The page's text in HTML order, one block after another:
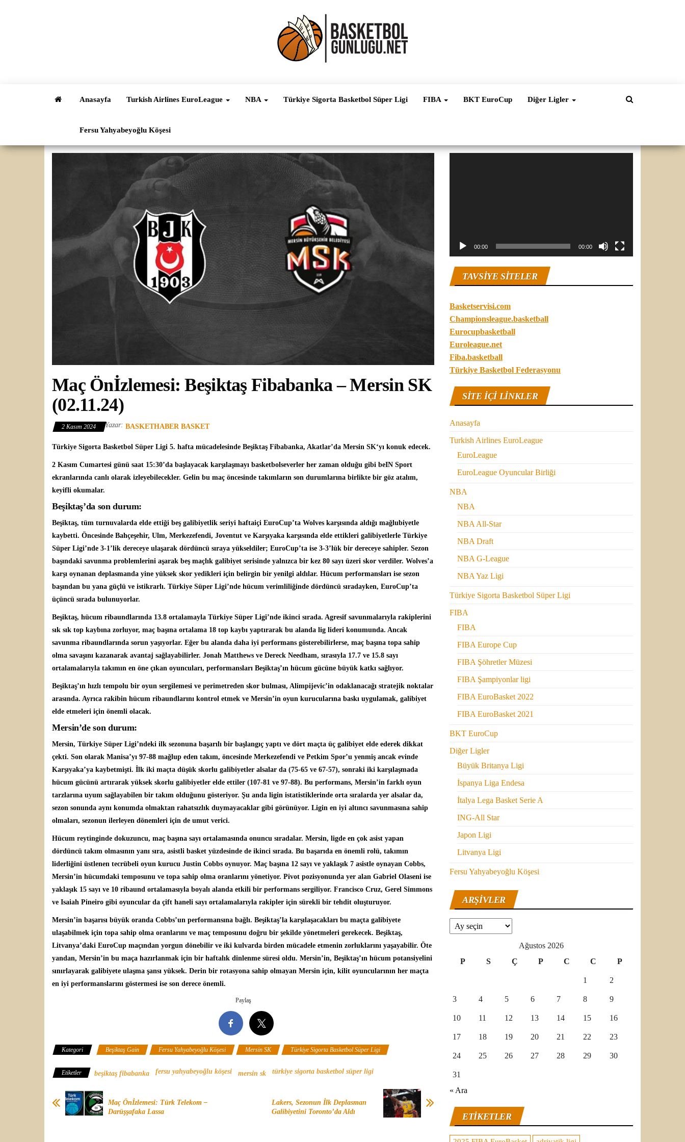
Haber
Süper Lig ve
Dünya
Anasayfa Turkish Airlines EuroLeague NBA Türkiye Sigorta Basketbol Süper Ligi FIBA BKT EuroCup Diğer Ligler
Fersu Yahyabeyoğlu Köşesi
Maç Önİzlemesi: Beşiktaş Fibabanka – Mersin SK
(02.11.24)
2 Kasım 2024 Yazar: BASKETHABER BASKET
Türkiye Sigorta Basketbol Süper Ligi 5. hafta mücadelesinde Beşiktaş Fibabanka, Akatlar’da Mersin SK‘yı konuk edecek.
2 Kasım Cumartesi günü saat 15:30’da başlayacak karşılaşmayı basketbolseverler her zaman olduğu gibi beIN Sport
ekranlarında canlı olarak izleyebilecekler. Gelin bu maç öncesinde takımların son durumlarına birlikte bir göz atalım,
keyifli okumalar.
Beşiktaş’da son durum:
Beşiktaş, tüm turnuvalarda elde ettiği beş galibiyetlik seriyi haftaiçi EuroCup’ta Wolves karşısında aldığı mağlubiyetle
kaybetti. Öncesinde Bahçeşehir, Ulm, Merkezefendi, Joventut ve Karşıyaka karşısında elde ettikleri galibiyetlerle Türkiye
Süper Ligi’nde 3-1’lik dereceye ulaşarak dördüncü sıraya yükseldiler; EuroCup’ta ise 3-3’lük bir dereceye sahipler. Sezon
başındaki savunma problemlerini aşarak beş maçlık galibiyet serisinde yalnızca bir kez 80 sayı üzeri skor verdiler. Wolves’a
karşı oynanan deplasmanda yine yüksek skor yedikleri için belirgin bir yenilgi aldılar. Hücum performansları ise sezon
başından bu yana güçlü ve istikrarlı. Türkiye Süper Ligi’nde hücum verimliliğinde dördüncü sıradayken, EuroCup’ta
üçüncü sırada bulunuyorlar.
Beşiktaş, hücum ribaundlarında 13.8 ortalamayla Türkiye Süper Ligi’nde ikinci sırada. Agresif savunmalarıyla rakiplerini
sık sık top kaybına zorluyor, maç başına ortalama 18 top kaybı yaptırarak bu alanda lig lideri konumunda. Ancak
savunma ribaundlarında sorun yaşıyorlar. Eğer bu alanda daha iyi performans gösterebilirlerse, maç başına topa sahip
olma savaşını kazanarak avantaj sağlayabilirler. Jonah Matthews ve Dereck Needham, sırasıyla 17.7 ve 15.8 sayı
ortalamalarıyla takımın en öne çıkan oyuncuları, performansları Beşiktaş’ın hücum gücüne büyük katkı sağlıyor.
Beşiktaş’ın hızlı tempolu bir oyun sergilemesi ve perimetreden skor bulması, Alimpijevic’in odaklanacağı stratejik noktalar
arasında. Ayrıca rakibin hücum ribaundlarını kontrol etmek ve Mersin’in oyun kurucularına baskı uygulamak, galibiyet
elde etmeleri için önemli olacak.
Mersin’de son durum:
Mersin, Türkiye Süper Ligi’ndeki ilk sezonuna başarılı bir başlangıç yaptı ve dört maçta üç galibiyet elde ederek dikkat
çekti. Son olarak Manisa’yı 97-88 mağlup eden takım, öncesinde Merkezefendi ve Petkim Spor’u yenmiş ancak evinde
Karşıyaka’ya kaybetmişti. İlk iki maçta düşük skorlu galibiyetler alsalar da (75-65 ve 67-57), sonraki iki karşılaşmada
hücum gücünü artırarak yüksek skorlu galibiyetler elde ettiler (107-81 ve 97-88). Bu performans, Mersin’in farklı oyun
tarzlarına uyum sağlayabilen bir takım olduğunu gösteriyor. Şu anda ligin istatistiklerinde orta sıralarda yer alsalar da,
sezon sonunda aynı konumda olmaktan rahatsızlık duymayacaklar gibi görünüyor. Ligin en iyi altıncı savunmasına sahip
olmaları, sezonun ilerleyen dönemleri için de umut verici.
Hücum reytinginde dokuzuncu, maç başına sayı ortalamasında onuncu sıradalar. Mersin, ligde en çok asist yapan
dördüncü takım olmasının yanı sıra, asistli basket yüzdesinde de ikinci sırada. Bu başarıda en önemli rolü, takımın
liderliğini üstlenen tecrübeli oyun kurucu Justin Cobbs oynuyor. Maç başına 12 sayı ve yaklaşık 7 asistle oynayan Cobbs,
Mersin’in hücumdaki temposunu ve topa sahip olma oranlarını yönetiyor. Pivot pozisyonunda yer alan Gabriel Olaseni ise
yaklaşık 15 sayı ve 10 ribaund ortalamasıyla boyalı alanda etkili bir performans sergiliyor. Francisco Cruz, Gerel Simmons
ve Isaiah Pineiro gibi oyuncular da çift haneli sayı ortalamalarıyla rakipler için sürekli bir tehdit oluşturuyor.
Mersin’in başarısı büyük oranda Cobbs’un performansına bağlı. Beşiktaş’la karşılaşacakları bu maçta galibiyete
ulaşabilmek için topa sahip olma oranlarını ve maç temposunu doğru bir şekilde yönetmeleri gerekecek. Beşiktaş,
Litvanya’daki EuroCup maçından yorgun dönebilir ve iki kulvarda birden mücadele etmenin zorluklarını yaşayabilir. Öte
yandan, Mersin’in bu maça hazırlanmak için bir haftalık dinlenme süresi oldu. Mersin’in, Beşiktaş’ın hücum potansiyelini
sınırlayarak galibiyete ulaşma şansı yüksek. Derin bir rotasyona sahip olmayan Mersin için, kilit oyuncularının her maçta
en iyi performanslarını göstermesi ise son derece önemli.
Paylaş
Kategori Beşiktaş Gain Fersu Yahyabeyoğlu Köşesi Mersin SK Türkiye Sigorta Basketbol Süper Ligi
Etiketler beşiktaş fibabanka fersu yahyabeyoğlu köşesi mersin sk türkiye sigorta basketbol süper ligi
Maç Önİzlemesi: Türk Telekom –
Darüşşafaka Lassa
Lakers, Sezonun İlk Deplasman
Galibiyetini Toronto’da Aldı
00:00 00:00
TAVSIYE SITELER
Basketservisi.com
Championsleague.basketball
Eurocupbasketball
Euroleague.net
Fiba.basketball
Türkiye Basketbol Federasyonu
SITE IÇI LINKLER
Anasayfa
Turkish Airlines EuroLeague
EuroLeague
EuroLeague Oyuncular Birliği
NBA
NBA
NBA All-Star
NBA Draft
NBA G-League
NBA Yaz Ligi
Türkiye Sigorta Basketbol Süper Ligi
FIBA
FIBA
FIBA Europe Cup
FIBA Şöhretler Müzesi
FIBA Şampiyonlar ligi
FIBA EuroBasket 2022
FIBA EuroBasket 2021
BKT EuroCup
Diğer Ligler
Büyük Britanya Ligi
İspanya Liga Endesa
İtalya Lega Basket Serie A
ING-All Star
Japon Ligi
Litvanya Ligi
Fersu Yahyabeyoğlu Köşesi
ARŞIVLER
Arşivler
Ağustos 2026
P
S Ç P C C P
1 2
3 4 5 6 7 8 9
10 11 12 13 14 15 16
17 18 19 20 21 22 23
24 25 26 27 28 29 30
31
« Ara
ETIKETLER